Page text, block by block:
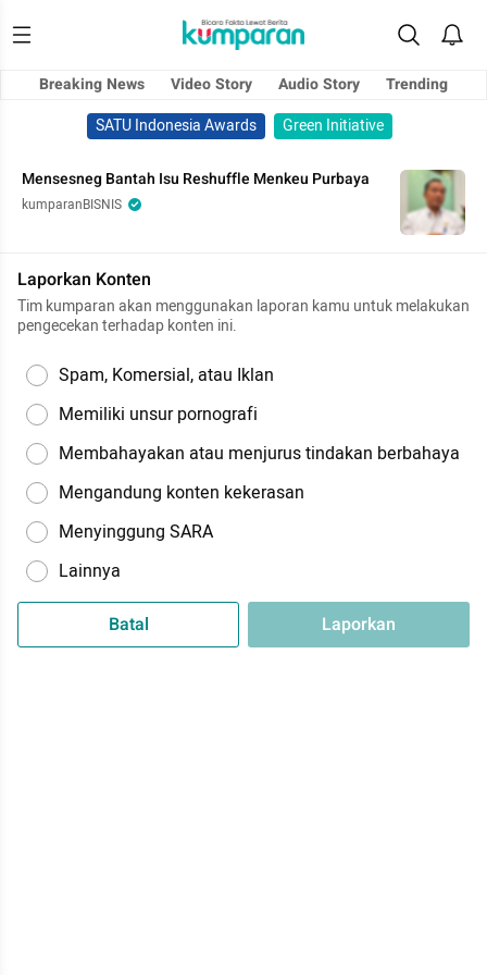
Breaking News Video Story Audio Story
Trending
SATU Indonesia Awards
Green Initiative
Mensesneg Bantah Isu Reshuffle Menkeu Purbaya
kumparanBISNIS
Laporkan Konten
Tim kumparan akan menggunakan laporan kamu untuk melakukan
pengecekan terhadap konten ini.
Spam, Komersial, atau Iklan
Memiliki unsur pornografi
Membahayakan atau menjurus tindakan berbahaya
Mengandung konten kekerasan
Menyinggung SARA
Lainnya
Batal Laporkan